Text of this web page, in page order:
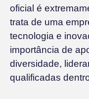
oficial é
trata de uma
tecnologia e
importância de
diversidade,
qualificadas